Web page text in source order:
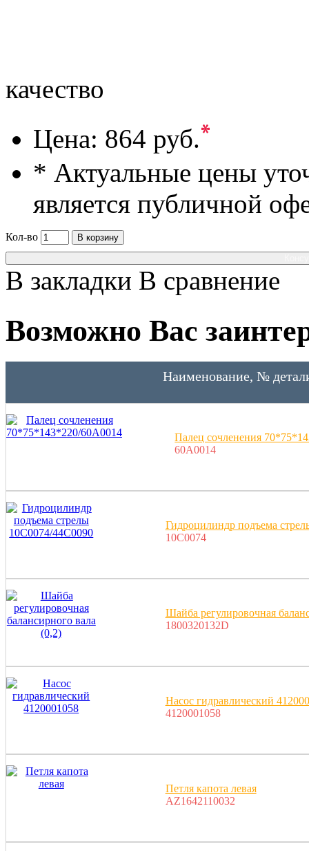
качество
Цена: 864 руб.*
* Актуальные цены
является публичной
Кол-во
В корзину
В закладки В сравнение
Возможно Вас
Наименование, №
Палец сочленения
60A0014
Гидроцилиндр подъема
10C0074
Шайба регулировочная
1800320132D
Насос гидравлический
4120001058
Петля капота левая
AZ1642110032